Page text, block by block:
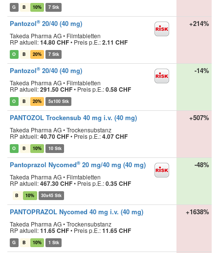
G B 10% 7 Stk
Pantozol® 20/40 (40 mg)
Takeda Pharma AG • Filmtabletten
RP aktuell:14.80 CHF• Preis p.E.:2.11 CHF
O B 20% 7 Stk
+214%
Pantozol® 20/40 (40 mg)
Takeda Pharma AG • Filmtabletten
RP aktuell:291.50 CHF• Preis p.E.:0.58 CHF
O B 20% 5x100 Stk
-14%
PANTOZOL Trockensub 40 mg i.v. (40 mg)
Takeda Pharma AG • Trockensubstanz
RP aktuell:40.70 CHF• Preis p.E.:4.07 CHF
O B 10% 10 Stk
+507%
Pantoprazol Nycomed® 20 mg/40 mg (40 mg)
Takeda Pharma AG • Filmtabletten
RP aktuell:467.30 CHF• Preis p.E.:0.35 CHF
B 10% 30x45 Stk
-48%
PANTOPRAZOL Nycomed 40 mg i.v. (40 mg)
Takeda Pharma AG • Trockensubstanz
RP aktuell:11.65 CHF• Preis p.E.:11.65 CHF
G B 10% 1 Stk
+1638%